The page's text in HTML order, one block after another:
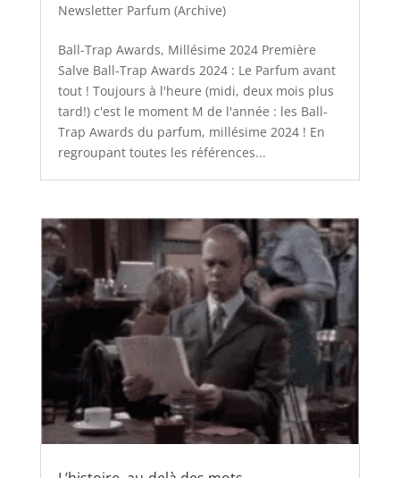
Newsletter Parfum (Archive)
Ball-Trap Awards, Millésime 2024 Première
Salve Ball-Trap Awards 2024 : Le Parfum avant
tout ! Toujours à l'heure (midi, deux mois plus
tard!) c'est le moment M de l'année : les Ball-
Trap Awards du parfum, millésime 2024 ! En
regroupant toutes les références...